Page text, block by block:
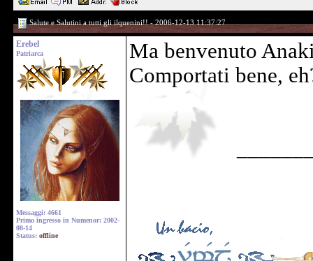
Salute e Salutini a tutti gli ilquenini!! - 2006-12-13 11:37:27
Erebel
Patriarca
Messaggi: 4661
Primo ingresso in Numenor: 2002-
08-14
Status: offline
Ma benvenuto
Comportati bene,